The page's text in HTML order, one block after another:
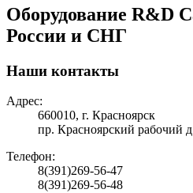
Оборудование R&D
России и СНГ
Наши контакты
Адрес:
660010, г. Красноярск
пр. Красноярский рабочий
Телефон:
8(391)269-56-47
8(391)269-56-48